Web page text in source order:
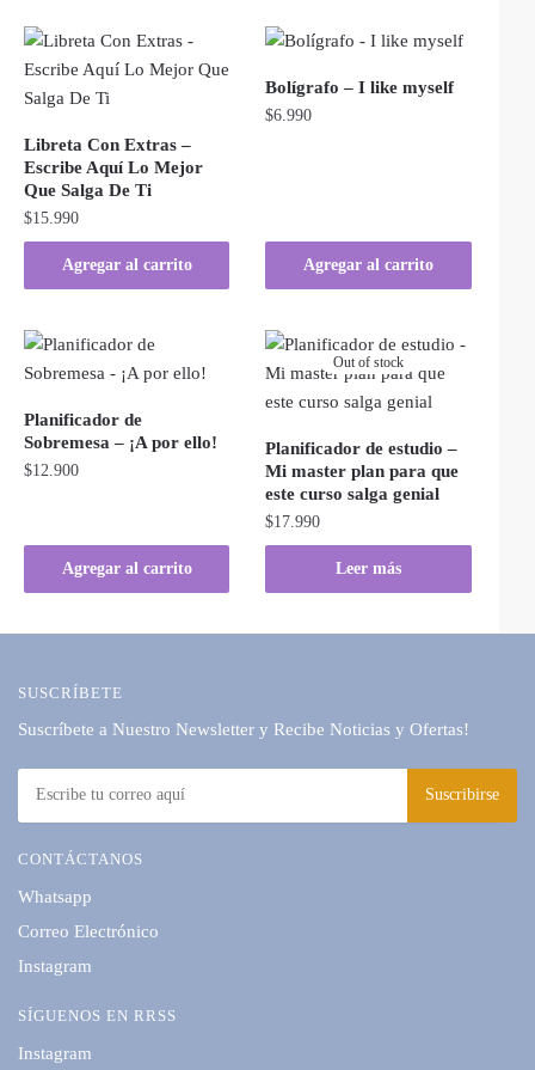
Libreta Con Extras –
Escribe Aquí Lo Mejor
Que Salga De Ti
$15.990
Agregar al carrito
Bolígrafo – I like myself
$6.990
Agregar al carrito
Planificador de
Sobremesa – ¡A por ello!
$12.900
Agregar al carrito
Out of stock
Planificador de estudio –
Mi master plan para que
este curso salga genial
$17.990
Leer más
SUSCRÍBETE
Suscríbete a Nuestro Newsletter y Recibe Noticias y Ofertas!
CONTÁCTANOS
Whatsapp
Correo Electrónico
Instagram
SÍGUENOS EN RRSS
Instagram